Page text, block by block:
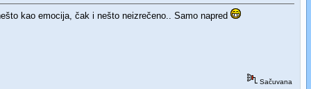
kao emocija, čak i nešto neizrečeno.. Samo napred
Sačuvana